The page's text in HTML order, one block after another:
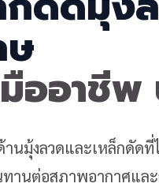
ษ
ออาชี
นมุ้งลวดและเหล็กดัดที่
นต่อสภาพอากาศและ